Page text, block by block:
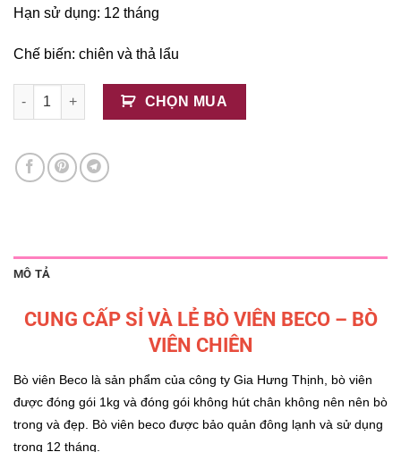
Hạn sử dụng: 12 tháng
Chế biến: chiên và thả lẩu
Bò Viên Beco (giá tốt nhất) số lượng
CHỌN MUA
MÔ TẢ
CUNG CẤP SỈ VÀ LẺ BÒ VIÊN BECO – BÒ
VIÊN CHIÊN
Bò viên Beco là sản phẩm của công ty Gia Hưng Thịnh, bò viên
được đóng gói 1kg và đóng gói không hút chân không nên nên bò
trong và đẹp. Bò viên beco được bảo quản đông lạnh và sử dụng
trong 12 tháng.